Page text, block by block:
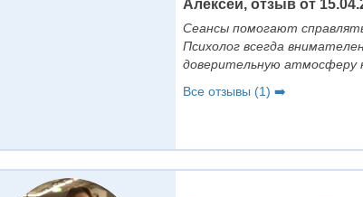
Алексей, отзыв от
Сеансы помогают
Психолог всегда
доверительную атмосферу
Все отзывы (1) ➡️